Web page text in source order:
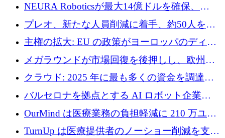
NEURA Roboticsが最大14億ドルを確保、
Bending Spoonsが米国IPOを申請、英国首相が
4億ポンドのチップ計画を発表
プレオ、新たな人員削減に着手、約50人を解
雇
主権の拡大: EU の政策がヨーロッパのディー
プテック戦略をどのように再構築しているか
メガラウンドが市場回復を後押しし、欧州の
ハイテク資金調達は5月に105億ユーロに回復
クラウド: 2025 年に最も多くの資金を調達し
た 10 社
バルセロナを拠点とする AI ロボット企業
Theker が 8,500 万ドルを調達
OurMind は医療業務の負担軽減に 210 万ユー
ロを寄付
TurnUp は医療提供者のノーショー削減を支援